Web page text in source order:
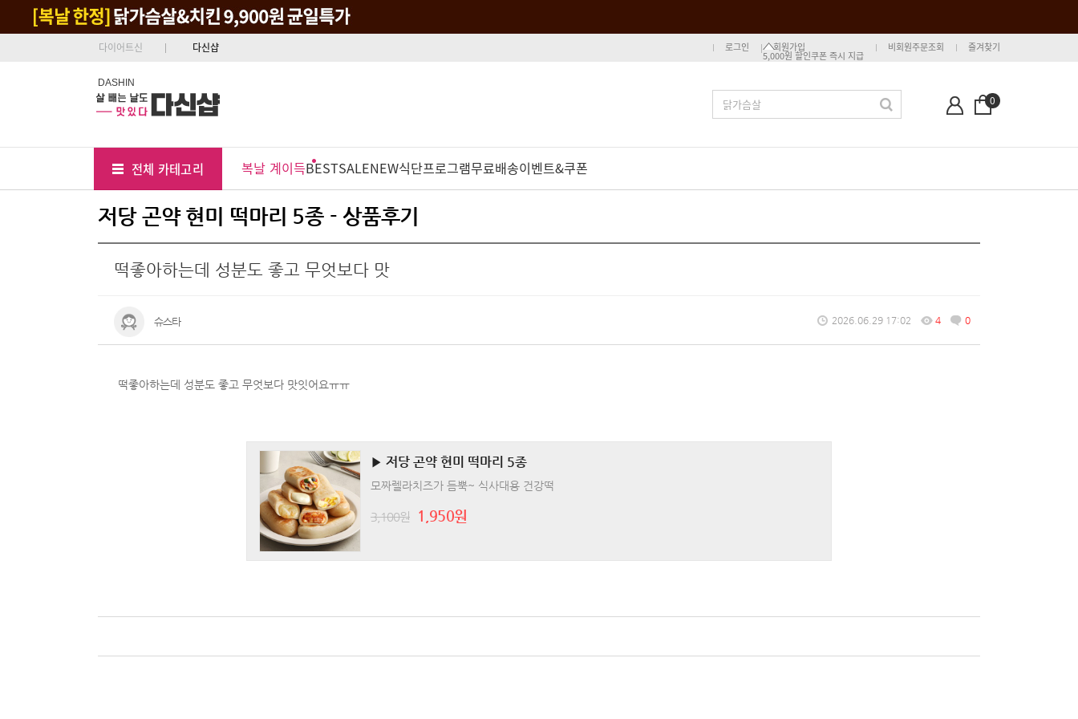
다이어트신 다신샵 로그인 회원가입
5,000원 할인쿠폰 즉시 지급
비회원주문조회 즐겨찾기
DASHIN
0
전체 카테고리 복날 계이득BESTSALENEW식단프로그램무료배송이벤트&쿠폰
저당 곤약 현미 떡마리 5종 - 상품후기
떡좋아하는데 성분도 좋고 무엇보다 맛
슈스타 2026.06.29 17:02 4 0
떡좋아하는데 성분도 좋고 무엇보다 맛잇어요ㅠㅠ
▶ 저당 곤약 현미 떡마리 5종
모짜렐라치즈가 듬뿍~ 식사대용 건강떡
3,100원 1,950원